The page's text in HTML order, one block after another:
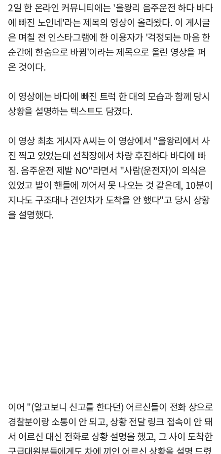
2일 한 온라인 커뮤니티에는 '을왕리 음주운전 하다 바다
에 빠진 노인네'라는 제목의 영상이 올라왔다. 이 게시글
은 며칠 전 인스타그램에 한 이용자가 '걱정되는 마음 한
순간에 한숨으로 바뀜'이라는 제목으로 올린 영상을 퍼
온 것이다.
이 영상에는 바다에 빠진 트럭 한 대의 모습과 함께 당시
상황을 설명하는 텍스트도 담겼다.
이 영상 최초 게시자 A씨는 이 영상에서 "을왕리에서 사
진 찍고 있었는데 선착장에서 차량 후진하다 바다에 빠
짐. 음주운전 제발 NO"라면서 "사람(운전자)이 의식은
있었고 발이 핸들에 끼어서 못 나오는 것 같은데, 10분이
지나도 구조대나 견인차가 도착을 안 했다"고 당시 상황
을 설명했다.
이어 "(알고보니 신고를 한다던) 어르신들이 전화 상으로
경찰분이랑 소통이 안 되고, 상황 전달 링크 접속이 안 돼
서 어르신 대신 전화로 상황 설명을 했고, 그 사이 도착한
구급대원분들에게도 차에 끼인 어르신 상황을 설명 드렸